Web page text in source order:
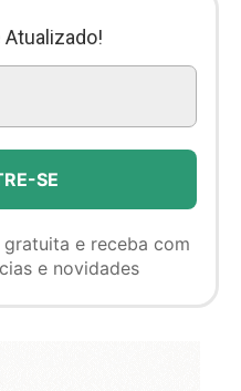
e receba com
e novidades